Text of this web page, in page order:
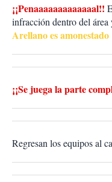
¡¡Penaaaaaaaaaaaaal!!
infracción dentro del
Arellano es amonestado
¡¡Se juega la parte
Regresan los equipos al